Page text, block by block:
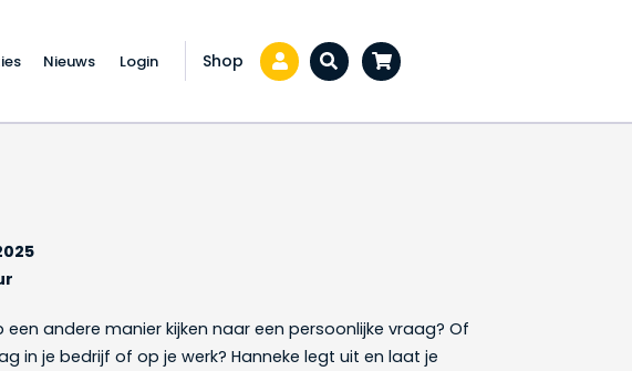
Nieuws Login Shop Zoeken...
een andere manier kijken naar een persoonlijke vraag? Of
in je bedrijf of op je werk? Hanneke legt uit en laat je